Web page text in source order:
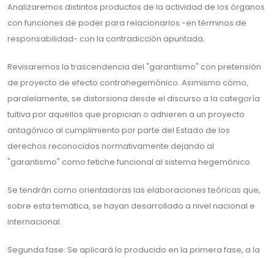
Analizaremos distintos productos de la actividad de los órganos
con funciones de poder para relacionarlos -en términos de
responsabilidad- con la contradicción apuntada.
Revisaremos la trascendencia del "garantismo" con pretensión
de proyecto de efecto contrahegemónico. Asimismo cómo,
paralelamente, se distorsiona desde el discurso a la categoría
tuitiva por aquellos que propician o adhieren a un proyecto
antagónico al cumplimiento por parte del Estado de los
derechos reconocidos normativamente dejando al
"garantismo" como fetiche funcional al sistema hegemónico.
Se tendrán como orientadoras las elaboraciones teóricas que,
sobre esta temática, se hayan desarrollado a nivel nacional e
internacional.
Segunda fase: Se aplicará lo producido en la primera fase, a la